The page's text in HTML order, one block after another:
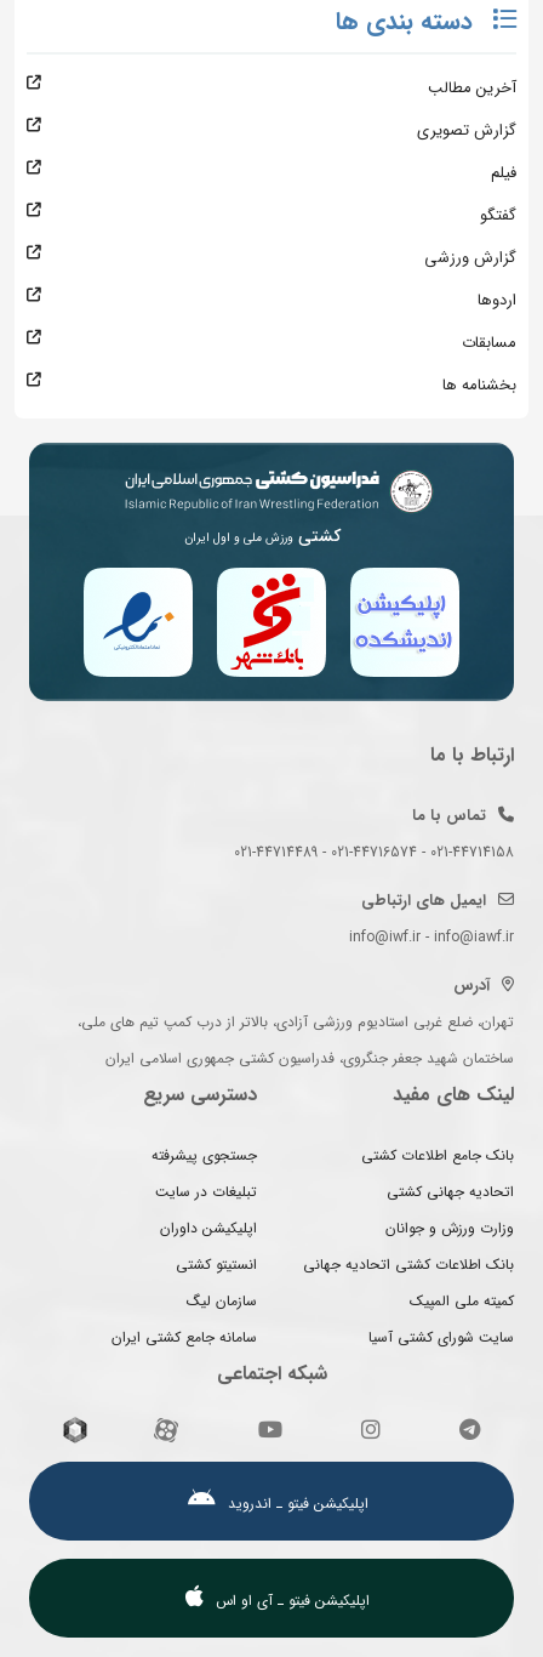
دسته بندی ها
آخرین مطالب
گزارش تصویری
فیلم
گفتگو
گزارش ورزشی
اردوها
مسابقات
بخشنامه ها
کشتی ورزش ملی و اول ایران
ارتباط با ما
تماس با ما
021-44714158 - 021-44716574 - 021-44714489
ایمیل های ارتباطی
info@iwf.ir - info@iawf.ir
آدرس
تهران، ضلع غربی استادیوم ورزشی آزادی، بالاتر از درب کمپ تیم های ملی،
ساختمان شهید جعفر جنگروی، فدراسیون کشتی جمهوری اسلامی ایران
لینک های مفید
بانک جامع اطلاعات کشتی
اتحادیه جهانی کشتی
وزارت ورزش و جوانان
بانک اطلاعات کشتی اتحادیه جهانی
کمیته ملی المپیک
سایت شورای کشتی آسیا
دسترسی سریع
جستجوی پیشرفته
تبلیغات در سایت
اپلیکیشن داوران
انستیتو کشتی
سازمان لیگ
سامانه جامع کشتی ایران
شبکه اجتماعی
اپلیکیشن فیتو ـ اندروید
اپلیکیشن فیتو ـ آی او اس